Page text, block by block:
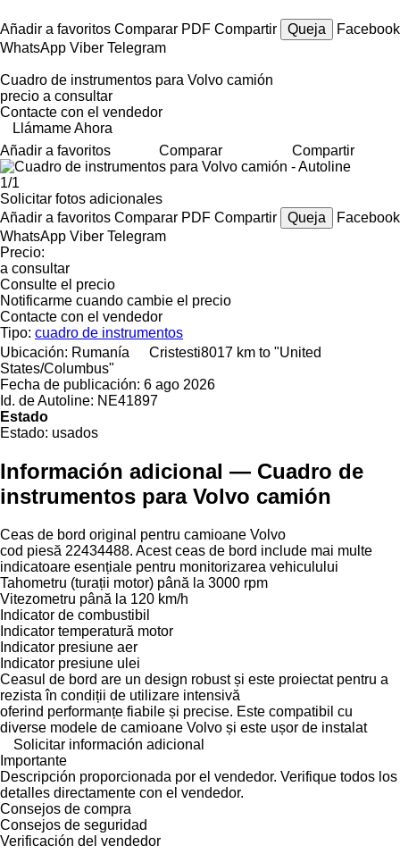
Añadir a favoritos Comparar PDF Compartir Queja
Facebook
WhatsApp Viber Telegram
Cuadro de instrumentos para Volvo camión
precio a consultar
Contacte con el vendedor
Llámame Ahora
Añadir a favoritos
Comparar Compartir
1/1
Solicitar fotos adicionales
Añadir a favoritos Comparar PDF Compartir Queja
Facebook
WhatsApp Viber Telegram
Precio:
a consultar
Consulte el precio
Notificarme cuando cambie el precio
Contacte con el vendedor
Tipo: cuadro de instrumentos
Ubicación: Rumanía Cristesti8017 km to "United
States/Columbus"
Fecha de publicación: 6 ago 2026
Id. de Autoline: NE41897
Estado
Estado: usados
Información adicional — Cuadro de
instrumentos para Volvo camión
Ceas de bord original pentru camioane Volvo
cod piesă 22434488. Acest ceas de bord include mai multe
indicatoare esențiale pentru monitorizarea vehiculului
Tahometru (turații motor) până la 3000 rpm
Vitezometru până la 120 km/h
Indicator de combustibil
Indicator temperatură motor
Indicator presiune aer
Indicator presiune ulei
Ceasul de bord are un design robust și este proiectat pentru a
rezista în condiții de utilizare intensivă
oferind performanțe fiabile și precise. Este compatibil cu
diverse modele de camioane Volvo și este ușor de instalat
Solicitar información adicional
Importante
Descripción proporcionada por el vendedor. Verifique todos los
detalles directamente con el vendedor.
Consejos de compra
Consejos de seguridad
Verificación del vendedor